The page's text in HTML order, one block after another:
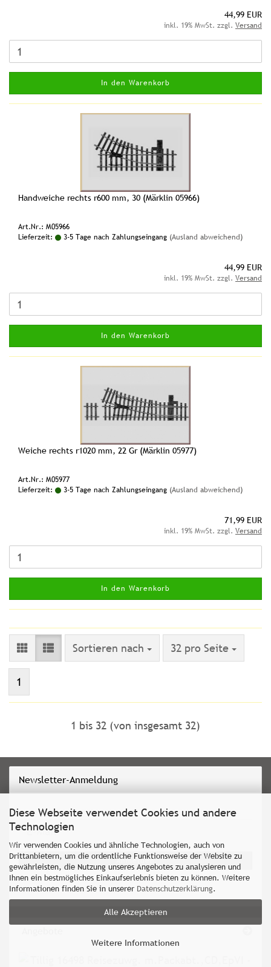
Diese Webseite verwendet Cookies und andere
Technologien
Wir verwenden Cookies und ähnliche Technologien, auch von
Drittanbietern, um die ordentliche Funktionsweise der Website zu
gewährleisten, die Nutzung unseres Angebotes zu analysieren und
Ihnen ein bestmögliches Einkaufserlebnis bieten zu können. Weitere
Informationen finden Sie in unserer Datenschutzerklärung.
Alle Akzeptieren
Weitere Informationen
44,99 EUR
inkl. 19% MwSt. zzgl. Versand
In den Warenkorb
Handweiche rechts r600 mm, 30 (Märklin 05966)
Art.Nr.: M05966
Lieferzeit:
3-5 Tage nach Zahlungseingang (Ausland abweichend)
44,99 EUR
inkl. 19% MwSt. zzgl. Versand
In den Warenkorb
Weiche rechts r1020 mm, 22 Gr (Märklin 05977)
Art.Nr.: M05977
Lieferzeit:
3-5 Tage nach Zahlungseingang (Ausland abweichend)
71,99 EUR
inkl. 19% MwSt. zzgl. Versand
In den Warenkorb
Sortieren nach
Sortieren nach 32 pro Seite
pro Seite
1
1 bis 32 (von insgesamt 32)
Newsletter-Anmeldung
WEITER
ZUR
NEWSLETTER-
ANMELDUNG
E-
Mail
Anmelden